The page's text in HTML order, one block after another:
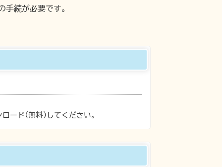
続が必要です。
ロード(無料)してください。